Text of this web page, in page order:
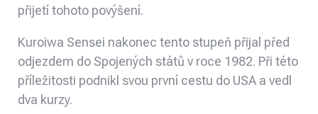
přijetí tohoto povýšení.
Kuroiwa Sensei nakonec tento stupeň přijal před
odjezdem do Spojených států v roce 1982. Při této
příležitosti podnikl svou první cestu do USA a vedl
dva kurzy.